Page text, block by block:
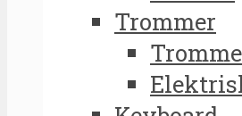
Trommer